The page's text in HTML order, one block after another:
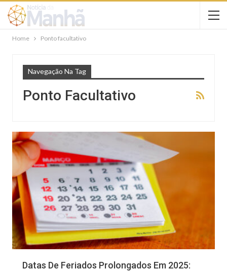
Home Ponto facultativo
Navegação Na Tag
Ponto Facultativo
NOTÍCIAS
Datas De Feriados Prolongados Em 2025: